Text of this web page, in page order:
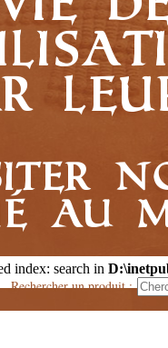
au
index: search in
Rechercher un produit :